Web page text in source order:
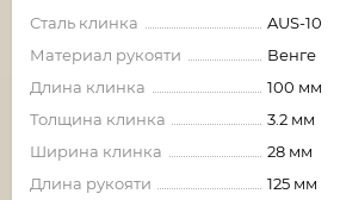
Сталь клинка
AUS-10
Материал рукояти
Венге
Длина клинка
100 мм
Толщина клинка
3.2 мм
Ширина клинка
28 мм
Длина рукояти
125 мм